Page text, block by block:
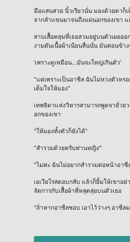
มือแสนสวย นิ้วเรียวนั่น มองด้วยตาก็
จากลำแขนมาจนถึงแผ่นอกของเขา
สาบเสื้อคลุมที่เธอสวมอยู่บนตัวเผยอ
งามดันเนื้อผ้าเนียนลื่นนั่น มันค่อนข้า
‘เพราะดูเหมือน…มันจะใหญ่เกินตัว’
"แต่เพราะเป็นอาซีล ฉันไม่หวงตัวห
เต็มใจให้มอง"
เทพธิดาแห่งวิหารสามารถพูดจายั่วย
อกของเขา
"ให้มองทั้งตัวก็ยังได้"
"สำรวมด้วยครับท่านหญิง"
"ไม่ค่ะ ฉันไม่อยากสำรวมต่อหน้าอาซี
เอเวียโรสตอบกลับ แล้วก็ยิ้มให้เขาอ
จัดการกับเสื้อผ้าที่หลุดลุ่ยบนตัวเธอ
"ถ้าหากอาซีลชอบ เอาไว้ว่างๆ อาซีล